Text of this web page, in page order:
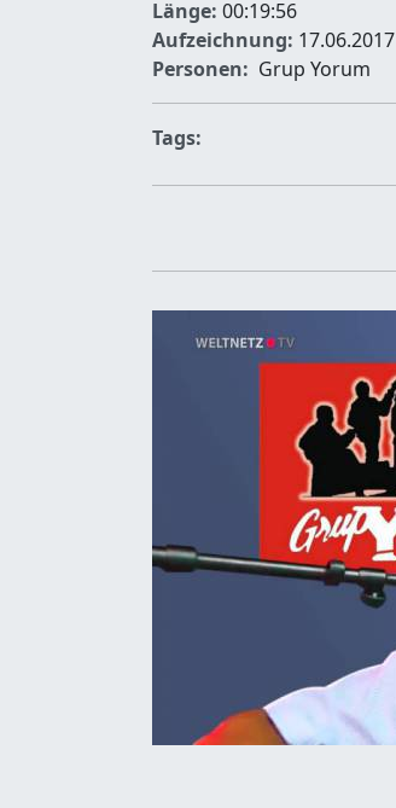
Länge: 00:19:56
Aufzeichnung: 17.06.2017
Personen: Grup Yorum
Tags: